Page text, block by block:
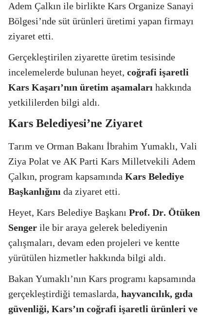
Adem Çalkın ile birlikte Kars Organize Sanayi
Bölgesi’nde süt ürünleri üretimi yapan firmayı
ziyaret etti.
Gerçekleştirilen ziyarette üretim tesisinde
incelemelerde bulunan heyet, coğrafi işaretli
Kars Kaşarı’nın üretim aşamaları hakkında
yetkililerden bilgi aldı.
Kars Belediyesi’ne Ziyaret
Tarım ve Orman Bakanı İbrahim Yumaklı, Vali
Ziya Polat ve AK Parti Kars Milletvekili Adem
Çalkın, program kapsamında Kars Belediye
Başkanlığını da ziyaret etti.
Heyet, Kars Belediye Başkanı Prof. Dr. Ötüken
Senger ile bir araya gelerek belediyenin
çalışmaları, devam eden projeleri ve kentte
yürütülen hizmetler hakkında bilgi aldı.
Bakan Yumaklı’nın Kars programı kapsamında
gerçekleştirdiği temaslarda, hayvancılık, gıda
güvenliği, Kars’ın coğrafi işaretli ürünleri ve